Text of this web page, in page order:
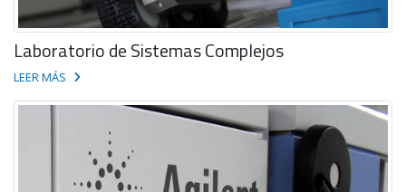
Laboratorio de Sistemas Complejos
LEER MÁS